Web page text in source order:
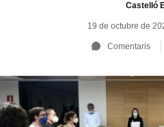
Castelló
19 de octubre de
Comentaris